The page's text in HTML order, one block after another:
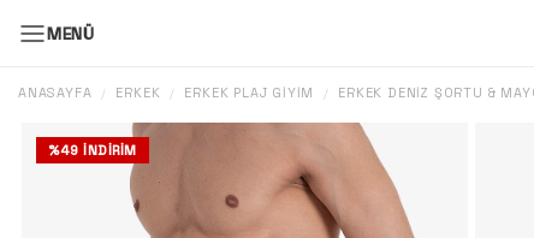
MENÜ
ANASAYFA / ERKEK / ERKEK PLAJ GIYIM / ERKEK DENIZ ŞORTU &
%49 İNDIRIM